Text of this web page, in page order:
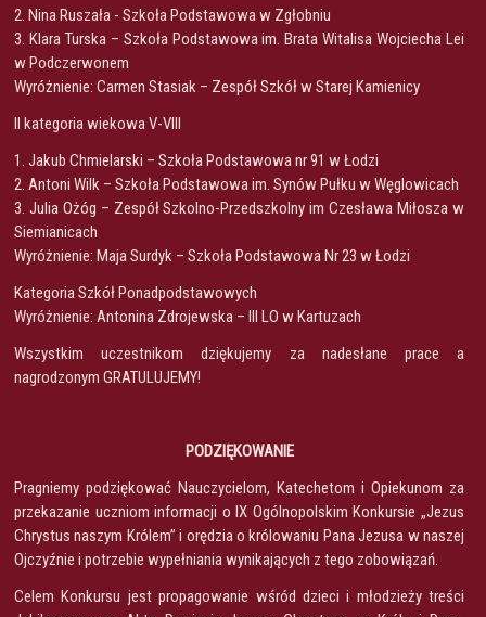
2. Nina Ruszała - Szkoła Podstawowa w Zgłobniu
3. Klara Turska – Szkoła Podstawowa im. Brata Witalisa Wojciecha Lei
w Podczerwonem
Wyróżnienie: Carmen Stasiak – Zespół Szkół w Starej Kamienicy
II kategoria wiekowa V-VIII
1. Jakub Chmielarski – Szkoła Podstawowa nr 91 w Łodzi
2. Antoni Wilk – Szkoła Podstawowa im. Synów Pułku w Węglowicach
3. Julia Ożóg – Zespół Szkolno-Przedszkolny im Czesława Miłosza w
Siemianicach
Wyróżnienie: Maja Surdyk – Szkoła Podstawowa Nr 23 w Łodzi
Kategoria Szkół Ponadpodstawowych
Wyróżnienie: Antonina Zdrojewska – III LO w Kartuzach
Wszystkim uczestnikom dziękujemy za nadesłane prace a
nagrodzonym GRATULUJEMY!
PODZIĘKOWANIE
Pragniemy podziękować Nauczycielom, Katechetom i Opiekunom za
przekazanie uczniom informacji o IX Ogólnopolskim Konkursie „Jezus
Chrystus naszym Królem” i orędzia o królowaniu Pana Jezusa w naszej
Ojczyźnie i potrzebie wypełniania wynikających z tego zobowiązań.
Celem Konkursu jest propagowanie wśród dzieci i młodzieży treści